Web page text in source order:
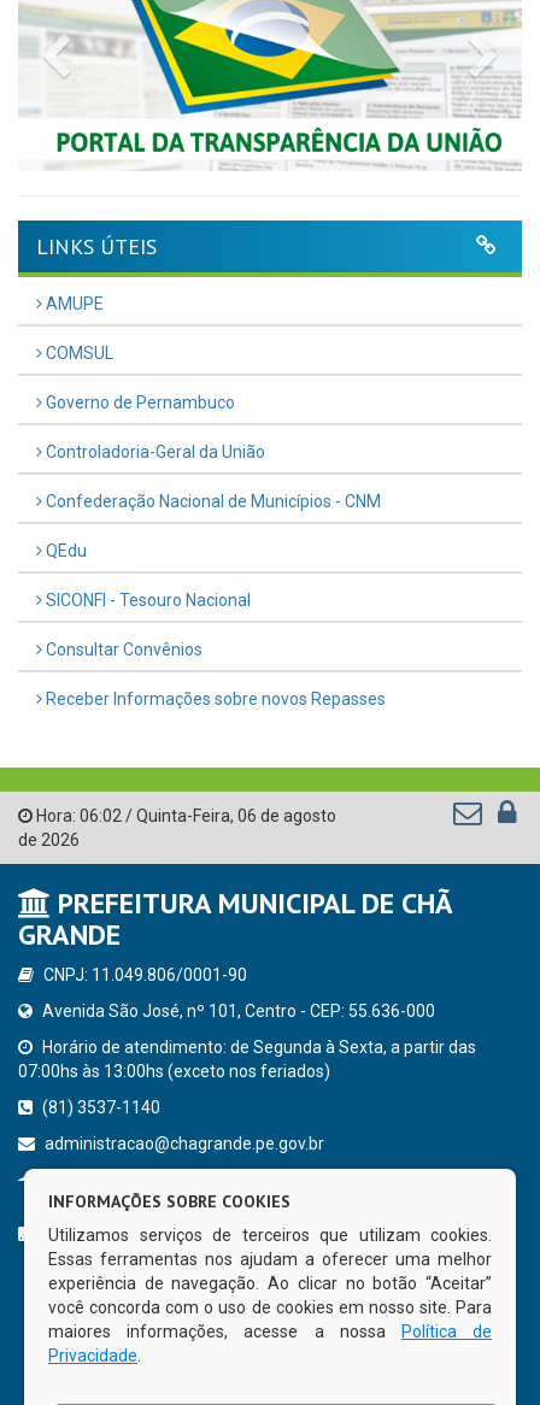
Previous
LINKS ÚTEIS
AMUPE
COMSUL
Governo de Pernambuco
Controladoria-Geral da União
Confederação Nacional de Municípios - CNM
QEdu
SICONFI - Tesouro Nacional
Consultar Convênios
Receber Informações sobre novos Repasses
Hora: 06:02 /Quinta-Feira, 06 de agosto
de 2026
PREFEITURA MUNICIPAL DE CHÃ
GRANDE
CNPJ: 11.049.806/0001-90
Avenida São José, nº 101, Centro - CEP: 55.636-000
Horário de atendimento: de Segunda à Sexta, a partir das
07:00hs às 13:00hs (exceto nos feriados)
(81) 3537-1140
administracao@chagrande.pe.gov.br
CURTA NOSSA FAN PAGE
INFORMAÇÕES SOBRE COOKIES
Utilizamos serviços de terceiros que utilizam cookies.
Essas ferramentas nos ajudam a oferecer uma melhor
experiência de navegação. Ao clicar no botão “Aceitar”
você concorda com o uso de cookies em nosso site. Para
maiores informações, acesse a nossa
Política de
Privacidade